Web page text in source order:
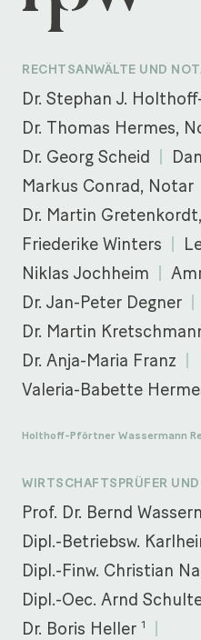
RECHTSANWÄLTE UND
Dr. Stephan J.
Dr. Thomas Hermes,
Dr. Georg Scheid
Markus Conrad, Notar
Dr. Martin
Friederike Winters
Niklas Jochheim
Dr. Jan-Peter Degner
Dr. Martin
Dr. Anja-Maria Franz
Valeria-Babette
Holthoff-Pförtner Wassermann
WIRTSCHAFTSPRÜFER
Prof. Dr. Bernd
Dipl.-Betriebsw.
Dipl.-Finw. Christian
Dipl.-Oec. Arnd
Dr. Boris Heller 1